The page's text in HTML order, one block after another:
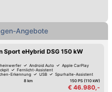
Angebote
Sport eHybrid DSG 150 kW
Android Auto
Apple CarPlay
Fernlicht-Assistent
Erkennung
USB
Spurhalte-Assistent
8 km 150 PS (110 kW)
€ 46.980,-